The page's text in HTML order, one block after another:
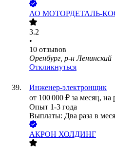
АО МОТОРДЕТАЛЬ-
3.2
•
10 отзывов
Оренбург, р-н Ленинский
Откликнуться
Инженер-электронщик
от 100 000 ₽ за месяц, на
Опыт 1-3 года
Выплаты: Два раза в
АКРОН ХОЛДИНГ